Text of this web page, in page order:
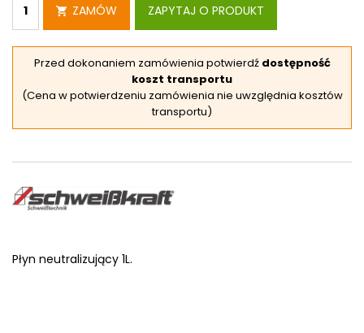
ZAMÓW ZAPYTAJ O PRODUKT
Przed dokonaniem zamówienia potwierdź dostępność
koszt transportu
(Cena w potwierdzeniu zamówienia nie uwzględnia kosztów
transportu)
Płyn neutralizujący 1L.